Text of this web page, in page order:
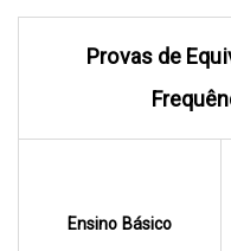
Provas de
Ensino Básico